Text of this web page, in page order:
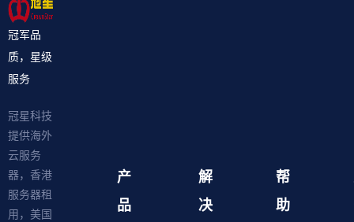
冠军品
质，星级
服务
冠星科技
提供海外
云服务
器，香港
服务器租
用，美国
产
品
解
决
帮
助